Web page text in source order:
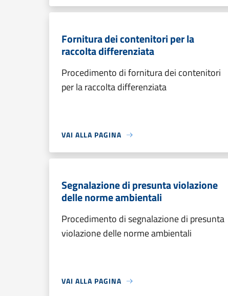
Fornitura dei contenitori per la
raccolta differenziata
Procedimento di fornitura dei contenitori
per la raccolta differenziata
VAI ALLA PAGINA
Segnalazione di presunta violazione
delle norme ambientali
Procedimento di segnalazione di presunta
violazione delle norme ambientali
VAI ALLA PAGINA